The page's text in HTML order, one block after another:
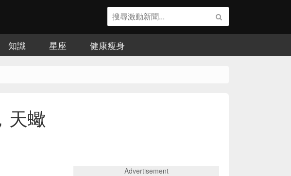
知識 星座 健康瘦身
天蠍
Advertisement